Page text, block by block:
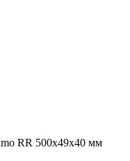
RR 500х49х40 мм